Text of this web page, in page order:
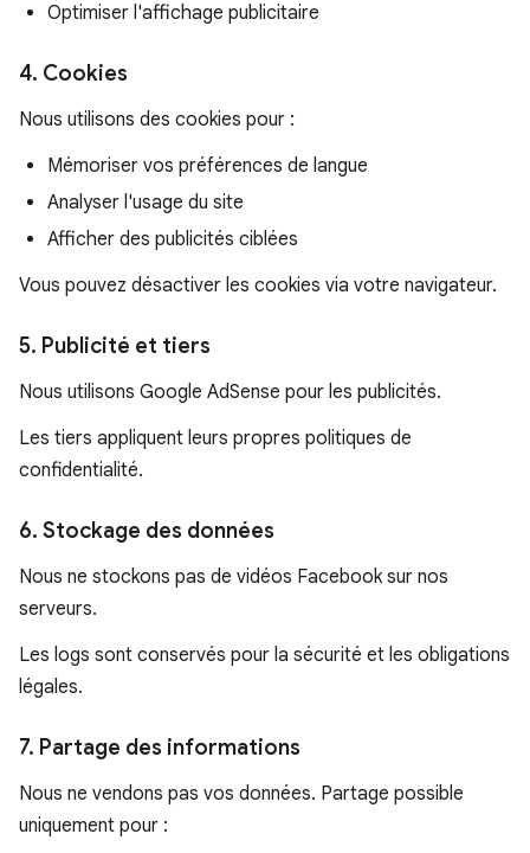
Optimiser l'affichage publicitaire
4. Cookies
Nous utilisons des cookies pour :
Mémoriser vos préférences de langue
Analyser l'usage du site
Afficher des publicités ciblées
Vous pouvez désactiver les cookies via votre navigateur.
5. Publicité et tiers
Nous utilisons Google AdSense pour les publicités.
Les tiers appliquent leurs propres politiques de
confidentialité.
6. Stockage des données
Nous ne stockons pas de vidéos Facebook sur nos
serveurs.
Les logs sont conservés pour la sécurité et les obligations
légales.
7. Partage des informations
Nous ne vendons pas vos données. Partage possible
uniquement pour :